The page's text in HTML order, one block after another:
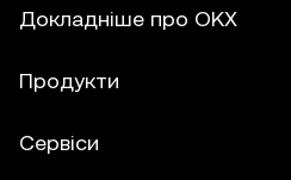
Докладніше про OKX
Продукти
Сервіси